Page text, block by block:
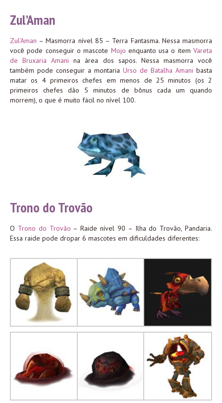
Zul’Aman
Zul’Aman – Masmorra nível 85 – Terra Fantasma. Nessa masmorra
você pode conseguir o mascote Mojo enquanto usa o item Vareta
de Bruxaria Amani na área dos sapos. Nessa masmorra você
também pode conseguir a montaria Urso de Batalha Amani basta
matar os 4 primeiros chefes em menos de 25 minutos (os 2
primeiros chefes dão 5 minutos de bônus cada um quando
morrem), o que é muito fácil no nível 100.
Trono do Trovão
O Trono do Trovão – Raide nível 90 – Ilha do Trovão, Pandaria.
Essa raide pode dropar 6 mascotes em dificuldades diferentes: